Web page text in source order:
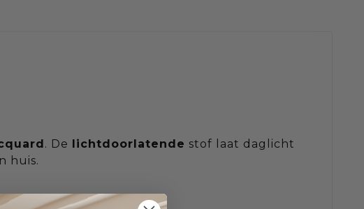
. De lichtdoorlatende stof laat daglicht
huis.